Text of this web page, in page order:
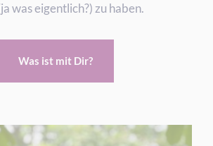
was eigentlich?) zu haben.
Was ist mit Dir?